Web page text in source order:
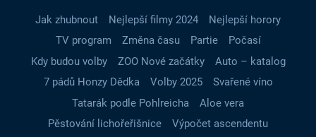
Jak zhubnout Nejlepší filmy 2024
Nejlepší horory
TV program
Změna času Partie
Počasí
Kdy budou volby
ZOO Nové začátky
Auto – katalog
7 pádů Honzy Dědka
Volby 2025
Svařené víno
Tatarák podle Pohlreicha
Aloe vera
Pěstování lichořeřišnice
Výpočet ascendentu